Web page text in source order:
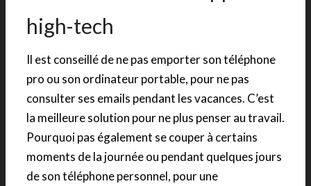
high-tech
Il est conseillé de ne pas emporter son téléphone
pro ou son ordinateur portable, pour ne pas
consulter ses emails pendant les vacances. C’est
la meilleure solution pour ne plus penser au travail.
Pourquoi pas également se couper à certains
moments de la journée ou pendant quelques jours
de son téléphone personnel, pour une